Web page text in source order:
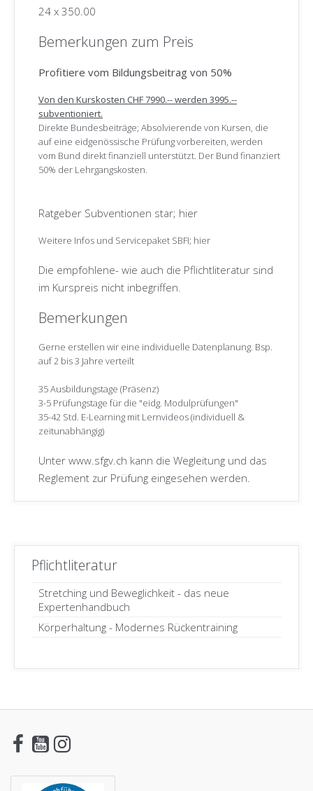
Von den Kurskosten CHF 7990.-- werden 3995.--
subventioniert.
Direkte Bundesbeiträge; Absolvierende von Kursen, die auf
eine eidgenössische Prüfung vorbereiten, werden vom Bund
direkt finanziell unterstützt. Der Bund finanziert 50% der
Lehrgangskosten.
erstellen wir eine individuelle und Lehrgangsplanung unter
Berücksichtigung des persönlichen Zeithorizont. Melden Sie
sich gerne bei uns per Mail auf info@star-education.ch,
Einordnungsraster EBQ_OdABug
Spezialist Bewegungs- und Gesundheitsförderung mit eidg.
(Flyer Download mit allen Informationen)
Prüfungsordnung eidg. FA
24 x 350.00
Bemerkungen zum Preis
Profitiere vom Bildungsbeitrag von 50%
Von den Kurskosten CHF 7990.-- werden 3995.--
subventioniert.
Direkte Bundesbeiträge; Absolvierende von Kursen, die
auf eine eidgenössische Prüfung vorbereiten, werden
vom Bund direkt finanziell unterstützt. Der Bund finanziert
50% der Lehrgangskosten.
Ratgeber Subventionen star; hier
Weitere Infos und Servicepaket SBFI; hier
Die empfohlene- wie auch die Pflichtliteratur sind
im Kurspreis nicht inbegriffen.
Bemerkungen
Gerne erstellen wir eine individuelle Datenplanung. Bsp.
auf 2 bis 3 Jahre verteilt
35 Ausbildungstage (Präsenz)
3-5 Prüfungstage für die "eidg. Modulprüfungen"
35-42 Std. E-Learning mit Lernvideos (individuell &
zeitunabhängig)
Unter www.sfgv.ch kann die Wegleitung und das
Reglement zur Prüfung eingesehen werden.
Pflichtliteratur
Stretching und Beweglichkeit - das neue
Expertenhandbuch
Körperhaltung - Modernes Rückentraining